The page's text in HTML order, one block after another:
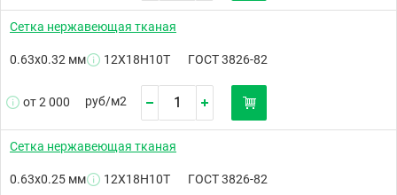
Сетка нержавеющая тканая
0.63х0.32 мм 12Х18Н10Т ГОСТ 3826-82
от 2 000 руб/м2
Сетка нержавеющая тканая
0.63х0.25 мм 12Х18Н10Т ГОСТ 3826-82